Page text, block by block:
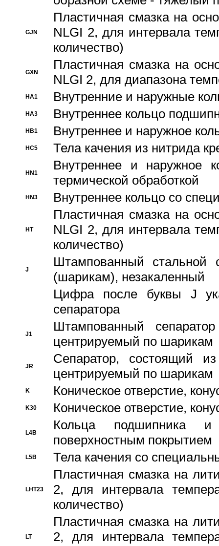
GJN
Пластичная смазка на
NLGI 2, для интервала
количество)
GXN
Пластичная смазка на
NLGI 2, для диапазона
HA1 Внутренние и наружные
HA3 Bнутреннее кольцо
HB1 Bнутреннее и наружное
HC5 Тела качения из нитрида
HN1
Bнутреннее и наружное
термической обработкой
HN3 Внутреннее кольцо со
HT
Пластичная смазка на
NLGI 2, для интервала
количество)
J
Штампованный стальной
(шарикам), незакаленный
Цифра после буквы J
сепаратора
J1
Штампованный
центрируемый по шарикам
JR
Сепаратор, состоящий
центрируемый по шарикам
K Коническое отверстие,
K30 Коническое отверстие,
L4B
Кольца подшипника
поверхностным покрытием
L5B Тела качения со
LHT23
Пластичная смазка на
2, для интервала
количество)
LT
Пластичная смазка на
2, для интервала